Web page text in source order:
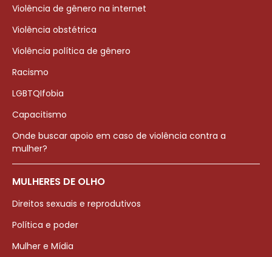
Violência de gênero na internet
Violência obstétrica
Violência política de gênero
Racismo
LGBTQIfobia
Capacitismo
Onde buscar apoio em caso de violência contra a
mulher?
MULHERES DE OLHO
Direitos sexuais e reprodutivos
Política e poder
Mulher e Mídia